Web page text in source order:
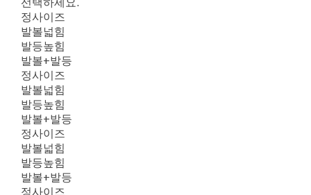
정사이즈
발볼넓힘
발등높힘
발볼+발등
정사이즈
발볼넓힘
발등높힘
발볼+발등
정사이즈
발볼넓힘
발등높힘
발볼+발등
정사이즈